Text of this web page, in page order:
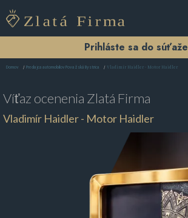
Prihláste sa do súťaže
Domov Predajca automobilov Považská Bystrica Vladimír Haidler - Motor Haidler
Víťaz ocenenia Zlatá Firma
Vladimír Haidler - Motor Haidler